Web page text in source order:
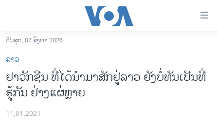
ເຂົ້າ
ຫາ
ຂ້າມ
ຂ້າມ
ຫາ
ອາເມຣິກາ
ການເລືອກຕັ້ງ ປະທານາທີບໍດີ ສະຫະລັດ 2024
ຂ່າວ​ຈີນ
ວັນສຸກ, 07 ສິງຫາ 2026
ລາວ
ຢາວັກຊີນ ທີ່ໄດ້ນໍາມາສັກຢູ່ລາວ ຍັງບໍ່ທັນເປັນທີ່
ຮູ້ກັນ ຢ່າງແຜ່ຫຼາຍ
11,01,2021